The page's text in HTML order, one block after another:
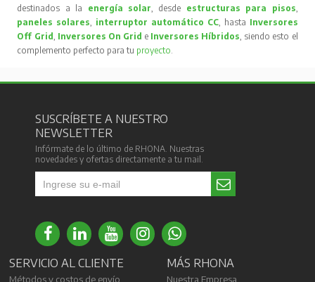
destinados a la energía solar , desde estructuras para pisos
paneles solares
interruptor automático CC, hasta Inversores
Off Grid Inversores On Grid e Inversores Híbridos , siendo esto el
complemento perfecto para tu proyecto
SUSCRÍBETE A NUESTRO
NEWSLETTER
Infórmate de lo último de RHONA. Nuestras
novedades y ofertas directamente a tu mail.
SERVICIO AL CLIENTE
Métodos y costos de envío
MÁS RHONA
Nuestra Empresa